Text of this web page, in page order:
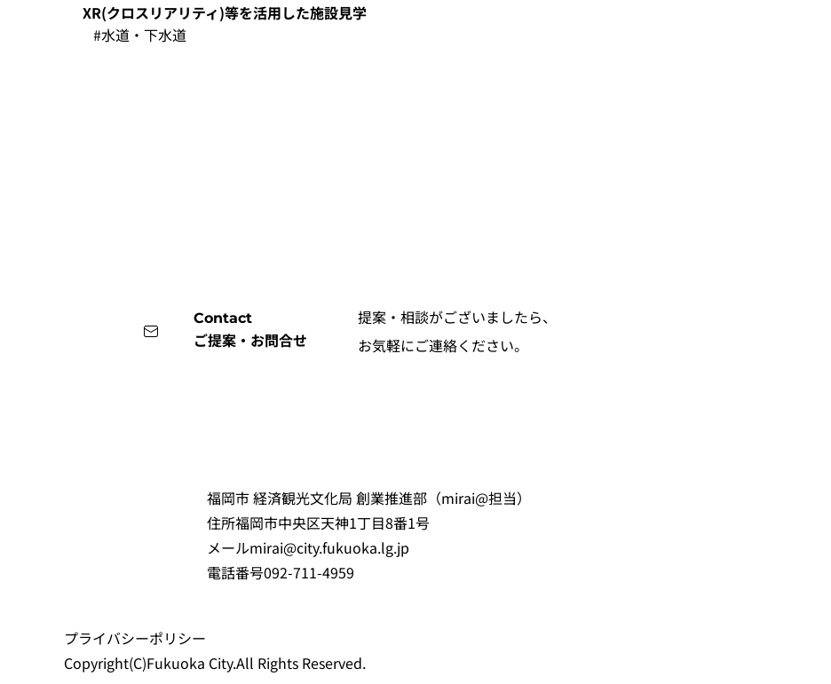
XR(クロスリアリティ)等を活用した施設見学
#水道・下水道
Contact
ご提案・お問合せ
提案・相談がございましたら、
お気軽にご連絡ください。
福岡市 経済観光文化局 創業推進部（mirai@担当）
住所福岡市中央区天神1丁目8番1号
メールmirai@city.fukuoka.lg.jp
電話番号092-711-4959
プライバシーポリシー
Copyright(C)Fukuoka City.All Rights Reserved.